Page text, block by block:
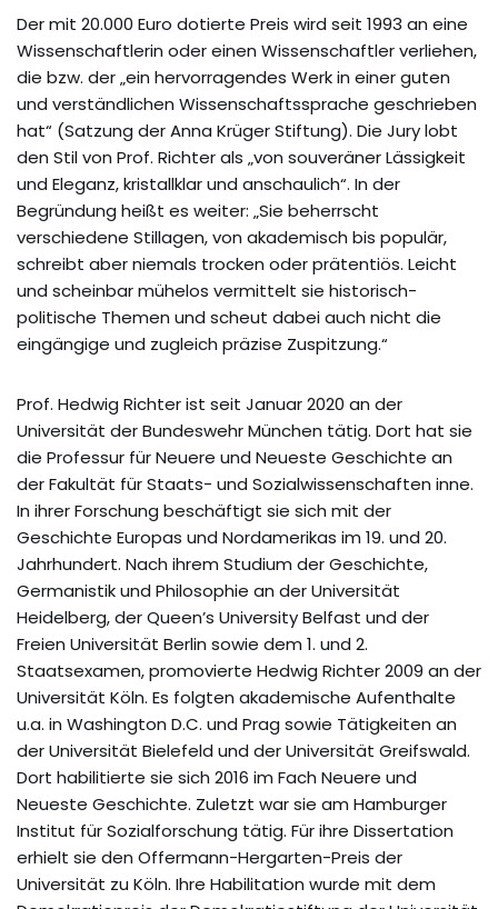
Der mit 20.000 Euro dotierte Preis wird seit 1993 an eine
Wissenschaftlerin oder einen Wissenschaftler verliehen,
die bzw. der „ein hervorragendes Werk in einer guten
und verständlichen Wissenschaftssprache geschrieben
hat“ (Satzung der Anna Krüger Stiftung). Die Jury lobt
den Stil von Prof. Richter als „von souveräner Lässigkeit
und Eleganz, kristallklar und anschaulich“. In der
Begründung heißt es weiter: „Sie beherrscht
verschiedene Stillagen, von akademisch bis populär,
schreibt aber niemals trocken oder prätentiös. Leicht
und scheinbar mühelos vermittelt sie historisch-
politische Themen und scheut dabei auch nicht die
eingängige und zugleich präzise Zuspitzung.“
Prof. Hedwig Richter ist seit Januar 2020 an der
Universität der Bundeswehr München tätig. Dort hat sie
die Professur für Neuere und Neueste Geschichte an
der Fakultät für Staats- und Sozialwissenschaften inne.
In ihrer Forschung beschäftigt sie sich mit der
Geschichte Europas und Nordamerikas im 19. und 20.
Jahrhundert. Nach ihrem Studium der Geschichte,
Germanistik und Philosophie an der Universität
Heidelberg, der Queen’s University Belfast und der
Freien Universität Berlin sowie dem 1. und 2.
Staatsexamen, promovierte Hedwig Richter 2009 an der
Universität Köln. Es folgten akademische Aufenthalte
u.a. in Washington D.C. und Prag sowie Tätigkeiten an
der Universität Bielefeld und der Universität Greifswald.
Dort habilitierte sie sich 2016 im Fach Neuere und
Neueste Geschichte. Zuletzt war sie am Hamburger
Institut für Sozialforschung tätig. Für ihre Dissertation
erhielt sie den Offermann-Hergarten-Preis der
Universität zu Köln. Ihre Habilitation wurde mit dem